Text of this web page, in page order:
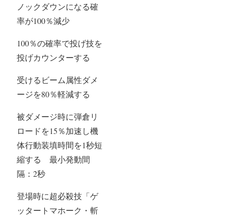
ノックダウンになる確
率が100％減少
100％の確率で投げ技を
投げカウンターする
受けるビーム属性ダメ
ージを80％軽減する
被ダメージ時に弾倉リ
ロードを15％加速し機
体行動装填時間を1秒短
縮する 最小発動間
隔：2秒
登場時に超必殺技「ゲ
ッタートマホーク・斬